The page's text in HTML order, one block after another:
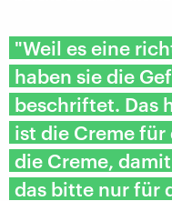
"Weil es eine
haben sie die
beschriftet. Das
ist die Creme für
die Creme,
das bitte nur für